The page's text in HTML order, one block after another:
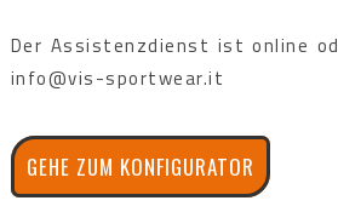
Der Assistenzdienst ist online
info@vis-sportwear.it
GEHE ZUM KONFIGURATOR